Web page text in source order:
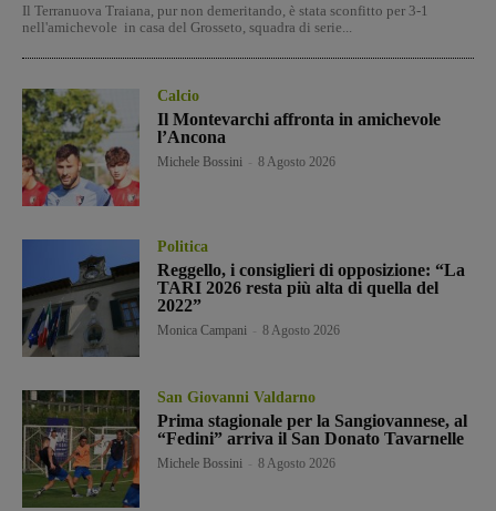
Il Terranuova Traiana, pur non demeritando, è stata sconfitto per 3-1
nell'amichevole in casa del Grosseto, squadra di serie...
Calcio
Il Montevarchi affronta in amichevole
l’Ancona
Michele Bossini 8 Agosto 2026
Politica
Reggello, i consiglieri di opposizione: “La
TARI 2026 resta più alta di quella del
2022”
Monica Campani 8 Agosto 2026
San Giovanni Valdarno
Prima stagionale per la Sangiovannese, al
“Fedini” arriva il San Donato Tavarnelle
Michele Bossini 8 Agosto 2026